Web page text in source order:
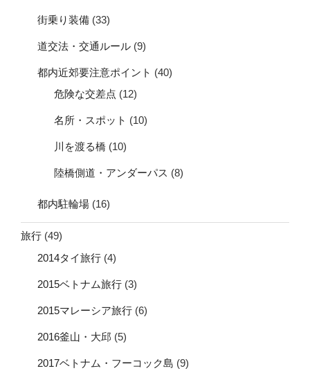
街乗り装備 (33)
道交法・交通ルール (9)
都内近郊要注意ポイント (40)
危険な交差点 (12)
名所・スポット (10)
川を渡る橋 (10)
陸橋側道・アンダーパス (8)
都内駐輪場 (16)
旅行 (49)
2014タイ旅行 (4)
2015ベトナム旅行 (3)
2015マレーシア旅行 (6)
2016釜山・大邱 (5)
2017ベトナム・フーコック島 (9)